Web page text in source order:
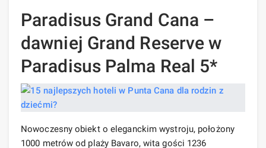
Paradisus Grand Cana –
dawniej Grand Reserve w
Paradisus Palma Real 5*
Nowoczesny obiekt o eleganckim wystroju, położony
1000 metrów od plaży Bavaro, wita gości 1236